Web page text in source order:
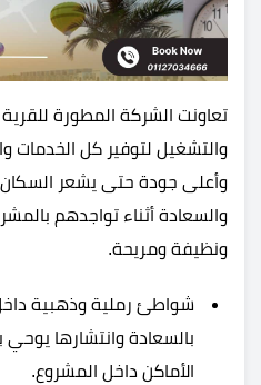
تعاونت الشركة المطورة للقرية
والتشغيل لتوفير كل الخدمات
وأعلى جودة حتى يشعر السكان
والسعادة أثناء تواجدهم
ونظيفة ومريحة.
شواطئ رملية وذهبية
بالسعادة وانتشارها
الأماكن داخل المشروع.